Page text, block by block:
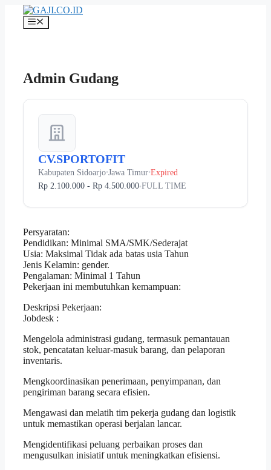
Langsung
Menu
Admin Gudang
CV.SPORTOFIT
Kabupaten Sidoarjo•Jawa Timur•Expired
Rp 2.100.000 - Rp 4.500.000•FULL TIME
Persyaratan:
Pendidikan: Minimal SMA/SMK/Sederajat
Usia: Maksimal Tidak ada batas usia Tahun
Jenis Kelamin: gender.
Pengalaman: Minimal 1 Tahun
Pekerjaan ini membutuhkan kemampuan:
Deskripsi Pekerjaan:
Jobdesk :
Mengelola administrasi gudang, termasuk pemantauan
stok, pencatatan keluar-masuk barang, dan pelaporan
inventaris.
Mengkoordinasikan penerimaan, penyimpanan, dan
pengiriman barang secara efisien.
Mengawasi dan melatih tim pekerja gudang dan logistik
untuk memastikan operasi berjalan lancar.
Mengidentifikasi peluang perbaikan proses dan
mengusulkan inisiatif untuk meningkatkan efisiensi.